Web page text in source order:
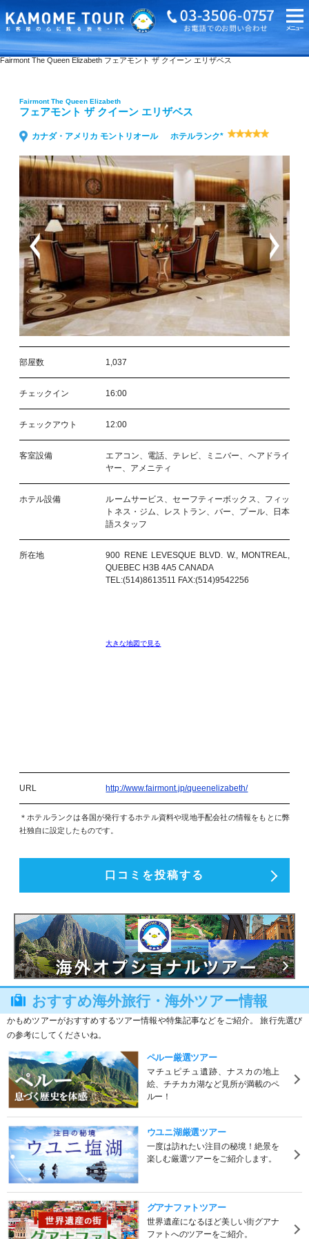
海外旅行・ツアーTOP
Fairmont The Queen Elizabeth フェアモント ザ クイーン エリザベス
Fairmont The Queen Elizabeth
フェアモント ザ クイーン エリザベス
カナダ・アメリカ モントリオール ホテルランク*
部屋数 1,037
チェックイン 16:00
チェックアウト 12:00
客室設備
エアコン、電話、テレビ、ミニバー、ヘアドライ
ヤー、アメニティ
ホテル設備
ルームサービス、セーフティーボックス、フィッ
トネス・ジム、レストラン、バー、プール、日本
語スタッフ
所在地
900 RENE LEVESQUE BLVD. W., MONTREAL,
QUEBEC H3B 4A5 CANADA
TEL:(514)8613511 FAX:(514)9542256
大きな地図で見る
URL http://www.fairmont.jp/queenelizabeth/
＊ホテルランクは各国が発行するホテル資料や現地手配会社の情報をもとに弊
社独自に設定したものです。
口コミを投稿する
おすすめ海外旅行・海外ツアー情報
かもめツアーがおすすめするツアー情報や特集記事などをご紹介。 旅行先選び
の参考にしてくださいね。
ペルー厳選ツアー
マチュピチュ遺跡、ナスカの地上
絵、チチカカ湖など見所が満載のペ
ルー！
ウユニ湖厳選ツアー
一度は訪れたい注目の秘境！絶景を
楽しむ厳選ツアーをご紹介します。
グアナファトツアー
世界遺産になるほど美しい街グアナ
ファトへのツアーをご紹介。